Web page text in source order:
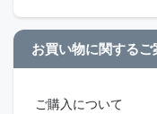
お買い物に関するご
ご購入について